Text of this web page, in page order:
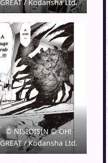
GREAT / Kodansha Ltd.
© NISIOISIN © OH!
GREAT / Kodansha Ltd.